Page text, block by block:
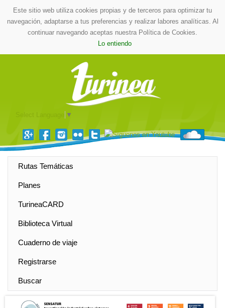
Este sitio web utiliza cookies propias y de terceros para optimizar tu
navegación, adaptarse a tus preferencias y realizar labores analíticas. Al
continuar navegando aceptas nuestra Política de Cookies.
Lo entiendo
▼
Rutas Temáticas
Planes
TurineaCARD
Biblioteca Virtual
Cuaderno de viaje
Registrarse
Buscar